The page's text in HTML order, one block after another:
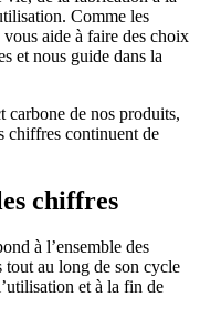
Comme les
aide à faire des choix
et nous guide dans la
carbone de nos produits,
chiffres continuent de
chiffres
à l’ensemble des
tout au long de son cycle
et à la fin de